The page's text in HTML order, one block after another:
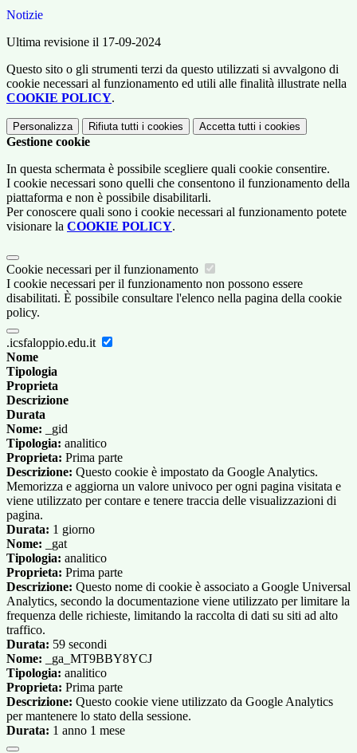
Notizie
Ultima revisione il 17-09-2024
Questo sito o gli strumenti terzi da questo utilizzati si avvalgono di
cookie necessari al funzionamento ed utili alle finalità illustrate nella
COOKIE POLICY.
Personalizza Rifiuta tutti i cookies Accetta tutti i cookies
Gestione cookie
In questa schermata è possibile scegliere quali cookie consentire.
I cookie necessari sono quelli che consentono il funzionamento della
piattaforma e non è possibile disabilitarli.
Per conoscere quali sono i cookie necessari al funzionamento potete
visionare la COOKIE POLICY.
Cookie necessari per il funzionamento
I cookie necessari per il funzionamento non possono essere
disabilitati. È possibile consultare l'elenco nella pagina della cookie
policy.
.icsfaloppio.edu.it
Nome
Tipologia
Proprieta
Descrizione
Durata
Nome: _gid
Tipologia: analitico
Proprieta: Prima parte
Descrizione: Questo cookie è impostato da Google Analytics.
Memorizza e aggiorna un valore univoco per ogni pagina visitata e
viene utilizzato per contare e tenere traccia delle visualizzazioni di
pagina.
Durata: 1 giorno
Nome: _gat
Tipologia: analitico
Proprieta: Prima parte
Descrizione: Questo nome di cookie è associato a Google Universal
Analytics, secondo la documentazione viene utilizzato per limitare la
frequenza delle richieste, limitando la raccolta di dati su siti ad alto
traffico.
Durata: 59 secondi
Nome: _ga_MT9BBY8YCJ
Tipologia: analitico
Proprieta: Prima parte
Descrizione: Questo cookie viene utilizzato da Google Analytics
per mantenere lo stato della sessione.
Durata: 1 anno 1 mese